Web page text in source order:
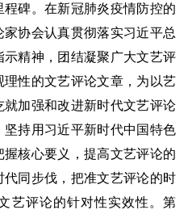
碑。在新冠肺炎疫情防控的
协会认真贯彻落实习近平总
精神，团结凝聚广大文艺评
性的文艺评论文章，为以艺
加强和改进新时代文艺评论
持用习近平新时代中国特色
核心要义，提高文艺评论的
同步伐，把准文艺评论的时
艺评论的针对性实效性。第